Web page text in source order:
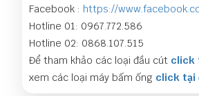
Facebook : https://
Hotline 01: 0967.772.586
Hotline 02: 0868.107.515
Để tham khảo các loại đầu cút click
xem các loại máy bấm ống click tại